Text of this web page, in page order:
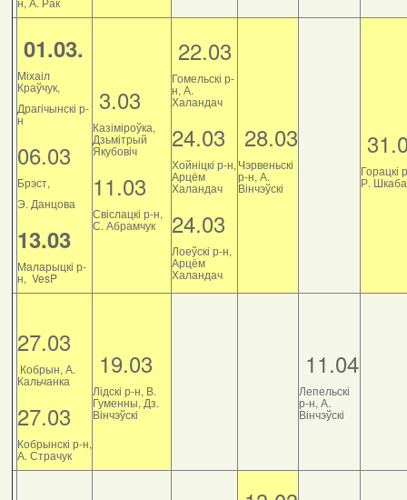
01.03.
Міхаіл
Краўчук,
Драгічынскі р-
н
06.03
Брэст,
Э. Данцова
13.03
Маларыцкі р-
н, VesP
3.03
Казіміроўка,
Дзьмітрый
Якубовіч
11.03
Свіслацкі р-н,
С. Абрамчук
22.03
Гомельскі р-
н, А.
Халандач
24.03
Хойніцкі р-н,
Арцём
Халандач
24.03
Лоеўскі р-н,
Арцём
Халандач
28.03
Чэрвеньскі
р-н, А.
Вінчэўскі
Горацкі
Р.
27.03
Кобрын, А.
Кальчанка
27.03
Кобрынскі р-н,
А. Страчук
19.03
Лідскі р-н, В.
Гуменны, Дз.
Вінчэўскі
11.04
Лепельскі
р-н, А.
Вінчэўскі